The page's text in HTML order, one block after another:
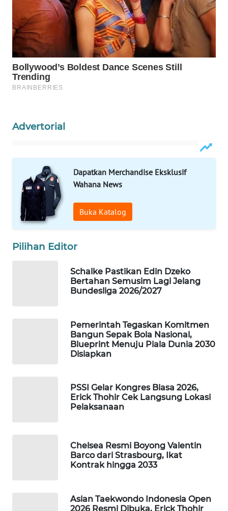
Advertorial
Dapatkan Merchandise Eksklusif
Wahana News
Buka Katalog
Pilihan Editor
Schalke Pastikan Edin Dzeko
Bertahan Semusim Lagi Jelang
Bundesliga 2026/2027
Pemerintah Tegaskan Komitmen
Bangun Sepak Bola Nasional,
Blueprint Menuju Piala Dunia 2030
Disiapkan
PSSI Gelar Kongres Biasa 2026,
Erick Thohir Cek Langsung Lokasi
Pelaksanaan
Chelsea Resmi Boyong Valentin
Barco dari Strasbourg, Ikat
Kontrak hingga 2033
Asian Taekwondo Indonesia Open
2026 Resmi Dibuka, Erick Thohir
INFRASTRUKTUR
WAHANA
KONSUMEN
WAHANA
LISTRIK
TV
WAHANANEWS
ID
WAHANANEWS
CO ID